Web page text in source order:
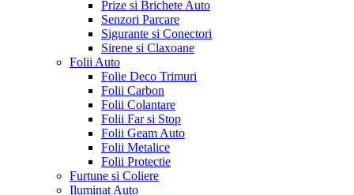
Prize si Brichete Auto
Senzori Parcare
Sigurante si Conectori
Sirene si Claxoane
Folii Auto
Folie Deco Trimuri
Folii Carbon
Folii Colantare
Folii Far si Stop
Folii Geam Auto
Folii Metalice
Folii Protectie
Furtune si Coliere
Iluminat Auto